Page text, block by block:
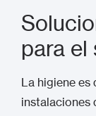
para el
La higiene es
instalaciones